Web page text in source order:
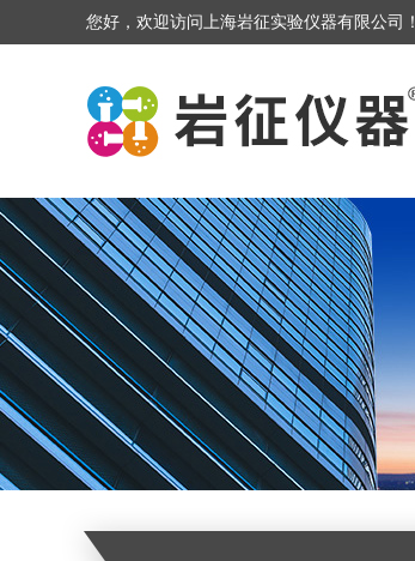
您好，欢迎访问上海岩征实验仪器有限公司！